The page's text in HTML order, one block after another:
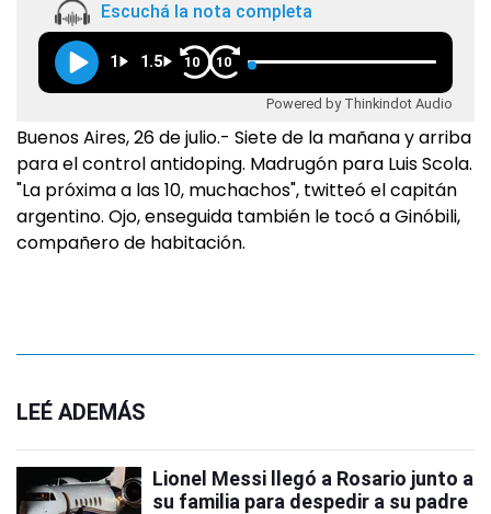
Escuchá la nota completa
1 1.5 10 10
Powered by Thinkindot Audio
Buenos Aires, 26 de julio.- Siete de la mañana y arriba
para el control antidoping. Madrugón para Luis Scola.
"La próxima a las 10, muchachos", twitteó el capitán
argentino. Ojo, enseguida también le tocó a Ginóbili,
compañero de habitación.
LEÉ ADEMÁS
Lionel Messi llegó a Rosario junto a
su familia para despedir a su padre